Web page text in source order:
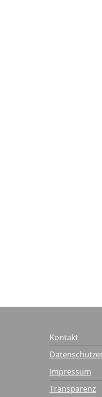
Kontakt
Impressum
Transparenz